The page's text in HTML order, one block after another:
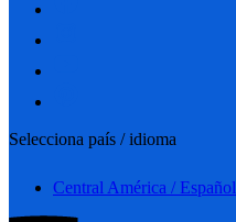
Selecciona país / idioma
Central América / Español